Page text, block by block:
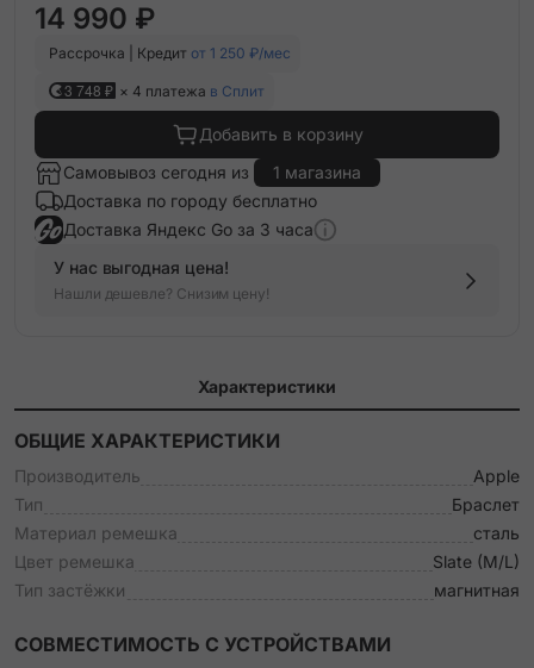
14 990 ₽
Рассрочка | Кредит от 1 250 ₽/мес
3 748 ₽ × 4 платежа в Сплит
Добавить в корзину
Самовывоз сегодня из
1 магазина
Доставка по городу бесплатно
Доставка Яндекс Go за 3 часа
У нас выгодная цена!
Нашли дешевле? Снизим цену!
Характеристики
ОБЩИЕ ХАРАКТЕРИСТИКИ
Производитель
Apple
Тип
Браслет
Материал ремешка
сталь
Цвет ремешка
Slate (M/L)
Тип застёжки
магнитная
СОВМЕСТИМОСТЬ С УСТРОЙСТВАМИ